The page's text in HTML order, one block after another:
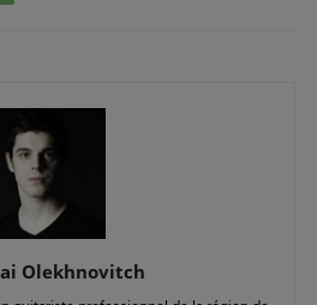
Olekhnovitch